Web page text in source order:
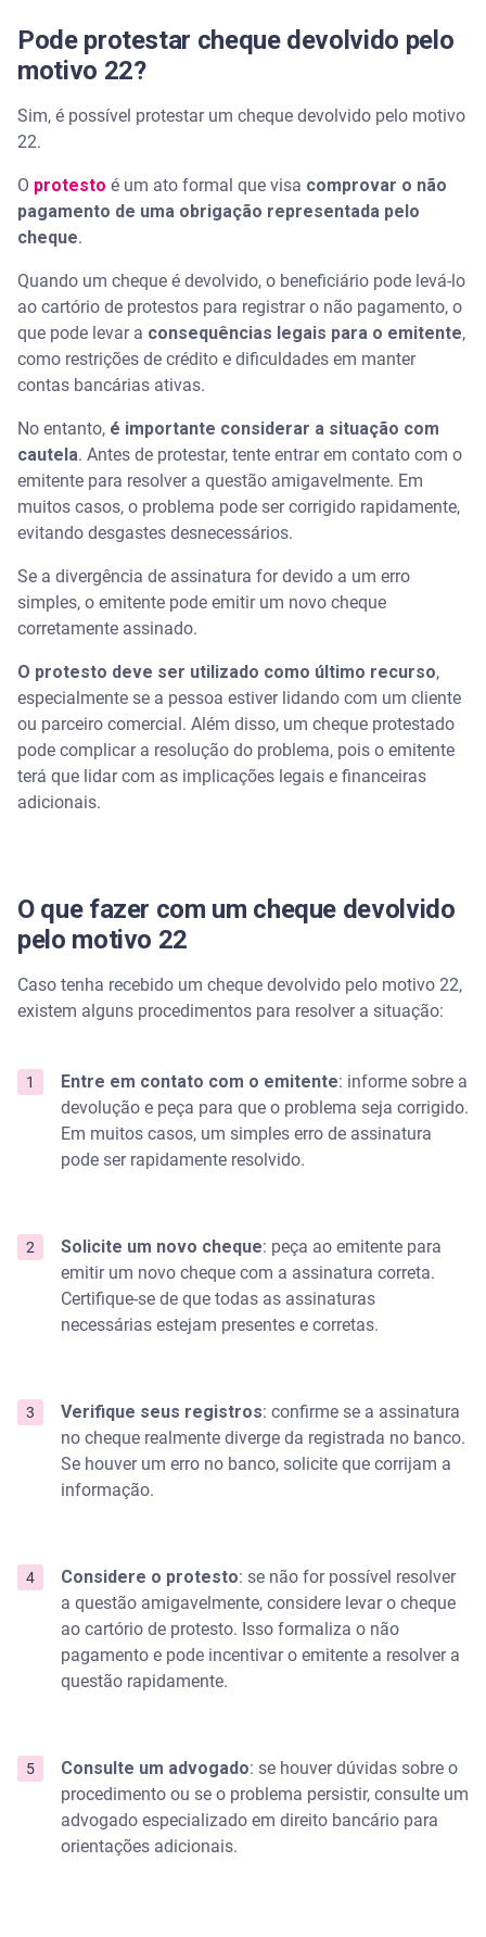
Pode protestar cheque devolvido pelo
motivo 22?
Sim, é possível protestar um cheque devolvido pelo motivo
22.
O protesto é um ato formal que visa comprovar o não
pagamento de uma obrigação representada pelo
cheque.
Quando um cheque é devolvido, o beneficiário pode levá-lo
ao cartório de protestos para registrar o não pagamento, o
que pode levar a consequências legais para o emitente,
como restrições de crédito e dificuldades em manter
contas bancárias ativas.
No entanto, é importante considerar a situação com
cautela. Antes de protestar, tente entrar em contato com o
emitente para resolver a questão amigavelmente. Em
muitos casos, o problema pode ser corrigido rapidamente,
evitando desgastes desnecessários.
Se a divergência de assinatura for devido a um erro
simples, o emitente pode emitir um novo cheque
corretamente assinado.
O protesto deve ser utilizado como último recurso,
especialmente se a pessoa estiver lidando com um cliente
ou parceiro comercial. Além disso, um cheque protestado
pode complicar a resolução do problema, pois o emitente
terá que lidar com as implicações legais e financeiras
adicionais.
O que fazer com um cheque devolvido
pelo motivo 22
Caso tenha recebido um cheque devolvido pelo motivo 22,
existem alguns procedimentos para resolver a situação:
Entre em contato com o emitente: informe sobre a
devolução e peça para que o problema seja corrigido.
Em muitos casos, um simples erro de assinatura
pode ser rapidamente resolvido.
Solicite um novo cheque: peça ao emitente para
emitir um novo cheque com a assinatura correta.
Certifique-se de que todas as assinaturas
necessárias estejam presentes e corretas.
Verifique seus registros: confirme se a assinatura
no cheque realmente diverge da registrada no banco.
Se houver um erro no banco, solicite que corrijam a
informação.
Considere o protesto: se não for possível resolver
a questão amigavelmente, considere levar o cheque
ao cartório de protesto. Isso formaliza o não
pagamento e pode incentivar o emitente a resolver a
questão rapidamente.
Consulte um advogado: se houver dúvidas sobre o
procedimento ou se o problema persistir, consulte um
advogado especializado em direito bancário para
orientações adicionais.